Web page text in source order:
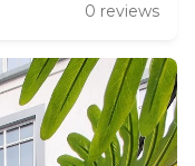
0 reviews